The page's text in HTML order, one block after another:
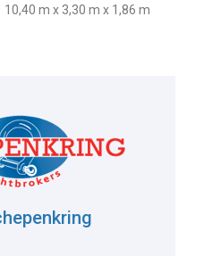
10,40 m x 3,30 m x 1,86 m